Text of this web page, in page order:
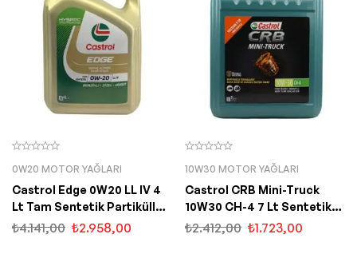
0W20 MOTOR YAĞLARI
Castrol Edge 0W20 LL IV 4
Lt Tam Sentetik Partiküllü
Motor Yağı
₺4.141,00 ₺2.958,00
10W30 MOTOR YAĞLARI
Castrol CRB Mini-Truck
10W30 CH-4 7 Lt Sentetik
Motor Yağı
₺2.412,00 ₺1.723,00